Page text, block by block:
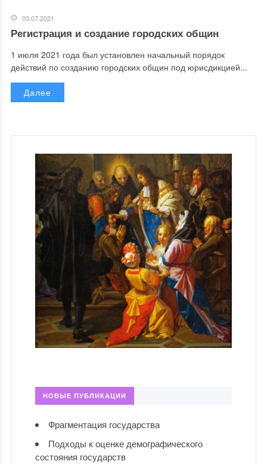
03.07.2021
Регистрация и создание городских общин
1 июля 2021 года был установлен начальный порядок
действий по созданию городских общин под юрисдикцией...
Далее
НОВЫЕ ПУБЛИКАЦИИ
Фрагментация государства
Подходы к оценке демографического
состояния государств